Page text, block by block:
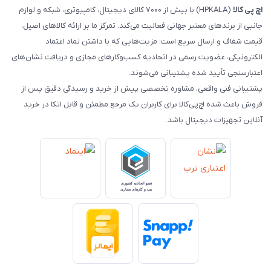
اچ‌ پی‌ کالا
(HPKALA) با بیش از ۷۰۰۰ کالای دیجیتال، کامپیوتری، شبکه و لوازم
جانبی از برندهای معتبر جهانی فعالیت می‌کند. تمرکز ما بر ارائه کالاهای اصیل،
قیمت شفاف و ارسال سریع است؛ مزیت‌هایی که با داشتن نماد اعتماد
الکترونیکی، عضویت رسمی در اتحادیه کسب‌وکارهای مجازی و دریافت نشان‌های
اعتبارسنجی تأیید شده پشتیبانی می‌شوند.
پشتیبانی فنی واقعی، مشاوره تخصصی پیش از خرید و رسیدگی دقیق پس از
فروش باعث شده اچ‌پی‌کالا برای کاربران یک مرجع مطمئن و قابل اتکا در خرید
آنلاین تجهیزات دیجیتال باشد.